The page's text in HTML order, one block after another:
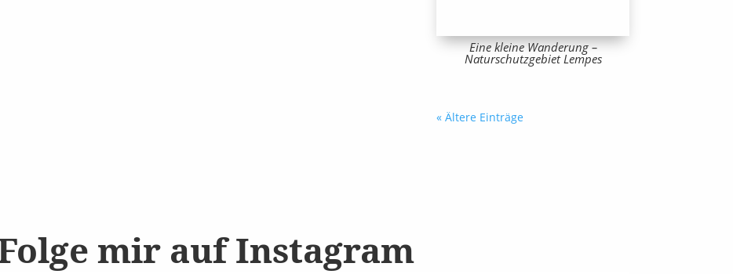
Eine kleine Wanderung –
Naturschutzgebiet Lempes
« Ältere Einträge
mir auf Instagram